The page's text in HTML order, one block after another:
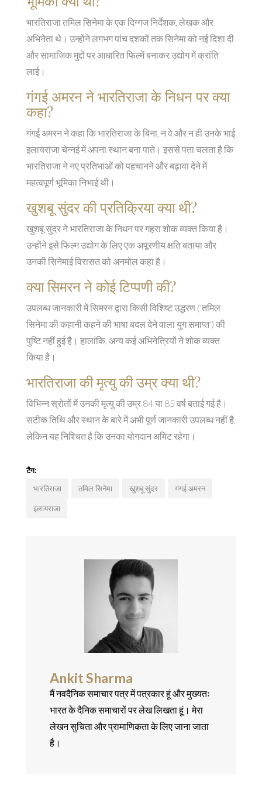
भारतिराजा तमिल सिनेमा के एक दिग्गज निर्देशक, लेखक और
अभिनेता थे। उन्होंने लगभग पांच दशकों तक सिनेमा को नई दिशा दी
और सामाजिक मुद्दों पर आधारित फिल्में बनाकर उद्योग में क्रांति
लाई।
गंगई अमरन ने भारतिराजा के निधन पर क्या
कहा?
गंगई अमरन ने कहा कि भारतिराजा के बिना, न वे और न ही उनके भाई
इलायराजा चेन्नई में अपना स्थान बना पाते। इससे पता चलता है कि
भारतिराजा ने नए प्रतिभाओं को पहचानने और बढ़ावा देने में
महत्वपूर्ण भूमिका निभाई थी।
खुशबू सुंदर की प्रतिक्रिया क्या थी?
खुशबू सुंदर ने भारतिराजा के निधन पर गहरा शोक व्यक्त किया है।
उन्होंने इसे फिल्म उद्योग के लिए एक अपूरणीय क्षति बताया और
उनकी सिनेमाई विरासत को अनमोल कहा है।
क्या सिमरन ने कोई टिप्पणी की?
उपलब्ध जानकारी में सिमरन द्वारा किसी विशिष्ट उद्धरण ('तमिल
सिनेमा की कहानी कहने की भाषा बदल देने वाला युग समाप्त') की
पुष्टि नहीं हुई है। हालांकि, अन्य कई अभिनेत्रियों ने शोक व्यक्त
किया है।
भारतिराजा की मृत्यु की उम्र क्या थी?
विभिन्न स्रोतों में उनकी मृत्यु की उम्र 84 या 85 वर्ष बताई गई है।
सटीक तिथि और स्थान के बारे में अभी पूर्ण जानकारी उपलब्ध नहीं है,
लेकिन यह निश्चित है कि उनका योगदान अमिट रहेगा।
टैग:
भारतिराजा
तमिल सिनेमा खुशबू सुंदर गंगई अमरन
इलायराजा
Ankit Sharma
मैं नवदैनिक समाचार पत्र में पत्रकार हूं और मुख्यतः
भारत के दैनिक समाचारों पर लेख लिखता हूं। मेरा
लेखन सुचिता और प्रामाणिकता के लिए जाना जाता
है।